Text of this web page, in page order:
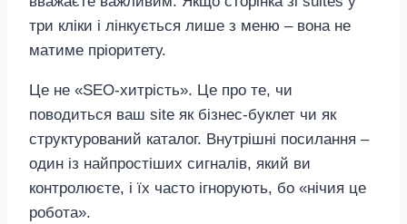
три кліки і лінкується лише з меню – вона не
матиме пріоритету.
Це не «SEO‑хитрість». Це про те, чи
поводиться ваш site як бізнес‑буклет чи як
структурований каталог. Внутрішні посилання –
один із найпростіших сигналів, який ви
контролюєте, і їх часто ігнорують, бо «нічия це
робота».